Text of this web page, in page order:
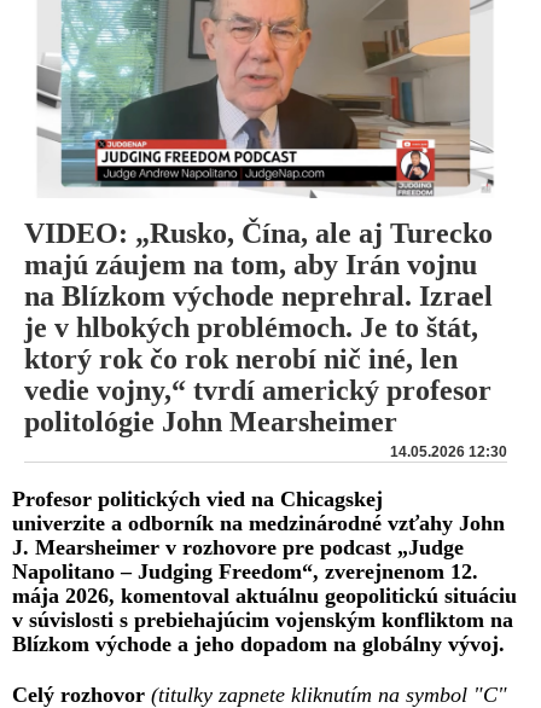
VIDEO: „Rusko, Čína, ale aj Turecko
majú záujem na tom, aby Irán vojnu
na Blízkom východe neprehral. Izrael
je v hlbokých problémoch. Je to štát,
ktorý rok čo rok nerobí nič iné, len
vedie vojny,“ tvrdí americký profesor
politológie John Mearsheimer
14.05.2026 12:30
Profesor politických vied na Chicagskej
univerzite a odborník na medzinárodné vzťahy John
J. Mearsheimer v rozhovore pre podcast „Judge
Napolitano – Judging Freedom“, zverejnenom 12.
mája 2026, komentoval aktuálnu geopolitickú situáciu
v súvislosti s prebiehajúcim vojenským konfliktom na
Blízkom východe a jeho dopadom na globálny vývoj.
Celý rozhovor (titulky zapnete kliknutím na symbol "C"